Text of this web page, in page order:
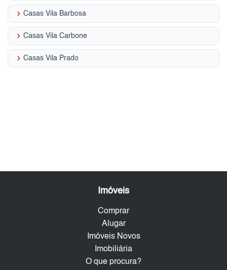
keyboard_arrow_right Casas Vila Barbosa
keyboard_arrow_right Casas Vila Carbone
keyboard_arrow_right Casas Vila Prado
Imóveis
Comprar
Alugar
Imóveis Novos
Imobiliária
O que procura?